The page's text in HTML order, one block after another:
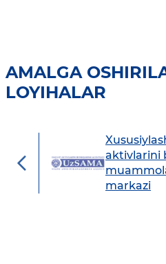
AMALGA
LOYIHALAR
aktivlarini
markazi